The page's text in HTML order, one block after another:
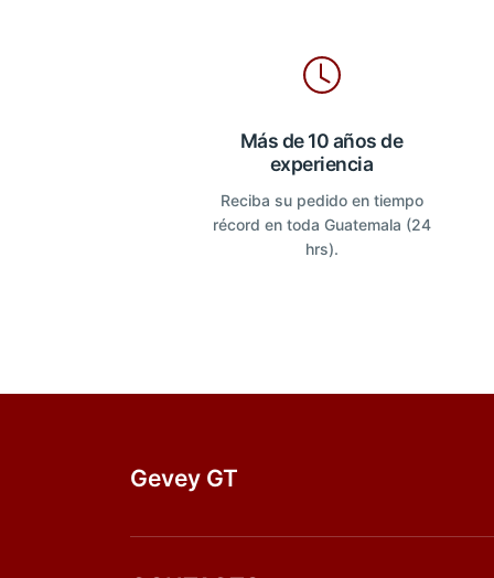
Más de 10 años de
experiencia
Reciba su pedido en tiempo
récord en toda Guatemala (24
hrs).
Gevey GT